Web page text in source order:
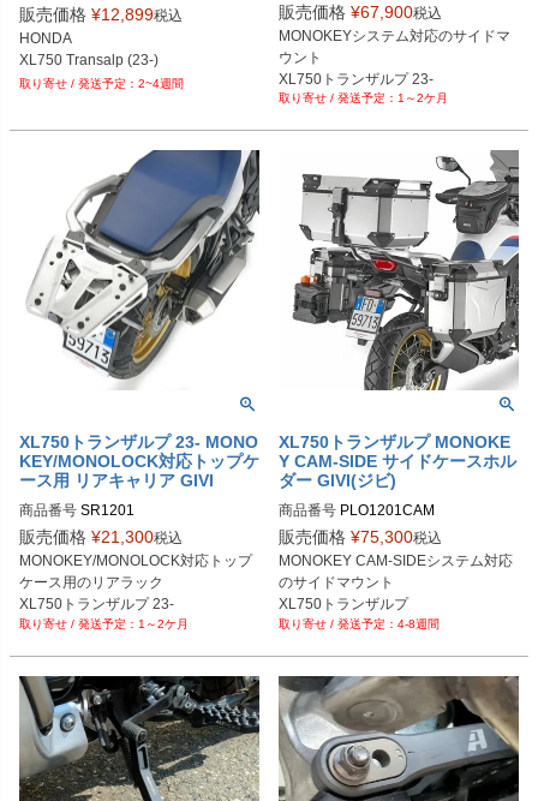
PRN016180-016207-01
PRN016180-016207-02
販売価格 ¥12,899税込
HONDA
XL750 Transalp (23-)
2~4週間
販売価格 ¥67,900税込
MONOKEYシステム対応のサイドマ
ウント
XL750トランザルプ 23-
1～2ケ月
XL750トランザルプ 23- MONO
KEY/MONOLOCK対応トップケ
ース用 リアキャリア GIVI
商品番号 SR1201
販売価格 ¥21,300税込
MONOKEY/MONOLOCK対応トップ
ケース用のリアラック
XL750トランザルプ 23-
1～2ケ月
XL750トランザルプ MONOKE
Y CAM-SIDE サイドケースホル
ダー GIVI(ジビ)
商品番号 PLO1201CAM
販売価格 ¥75,300税込
MONOKEY CAM-SIDEシステム対応
のサイドマウント
XL750トランザルプ
4-8週間